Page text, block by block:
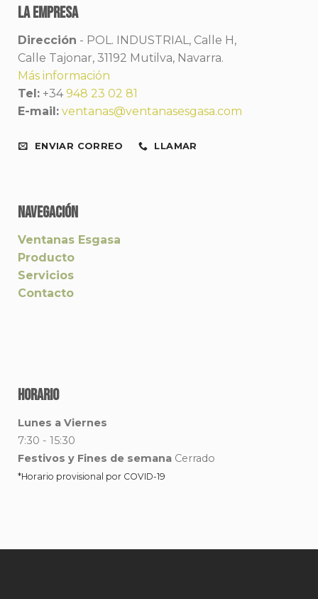
la empresa
Dirección - POL. INDUSTRIAL, Calle H,
Calle Tajonar, 31192 Mutilva, Navarra.
Más información
Tel: +34948 23 02 81
E-mail: ventanas@ventanasesgasa.com
ENVIAR CORREO LLAMAR
NAVEGACIÓN
Ventanas Esgasa
Producto
Servicios
Contacto
Horario
Lunes a Viernes
7:30 - 15:30
Festivos y Fines de semana Cerrado
*Horario provisional por COVID-19